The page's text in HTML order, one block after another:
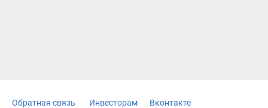
Обратная связь Инвесторам
Вконтакте